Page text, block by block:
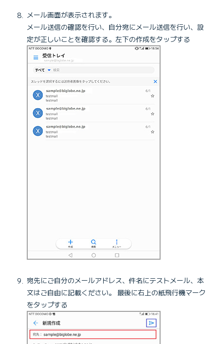
メール画面が表示されます。
メール送信の確認を行い、自分宛にメール送信を行い、設
定が正しいことを確認する。左下の作成をタップする
宛先にご自分のメールアドレス、件名にテストメール、本
文はご自由に記載ください。 最後に右上の紙飛行機マーク
をタップする